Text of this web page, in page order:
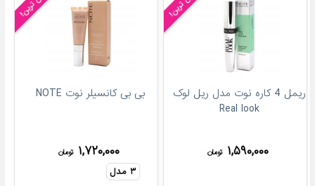
ریمل 4 کاره نوت مدل ریل لوک
Real look
۱,۵۹۰,۰۰۰ تومان
بی بی کانسیلر نوت NOTE
۱,۷۲۰,۰۰۰ تومان
۳ مدل